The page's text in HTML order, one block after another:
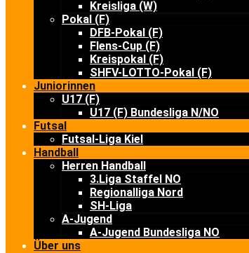
Kreisliga (W)
Pokal (F)
DFB-Pokal (F)
Flens-Cup (F)
Kreispokal (F)
SHFV-LOTTO-Pokal (F)
Juniorinnen
U17 (F)
U17 (F) Bundesliga N/NO
Futsal
Futsal-Liga Kiel
Handball
Herren Handball
3.Liga Staffel NO
Regionalliga Nord
SH-Liga
A-Jugend
A-Jugend Bundesliga NO
Über uns